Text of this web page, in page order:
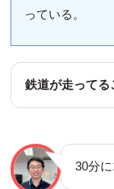
っている。
鉄道が走ってる
30分